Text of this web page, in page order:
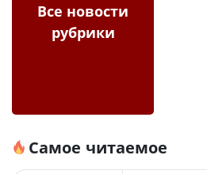
Все новости
рубрики
Самое читаемое